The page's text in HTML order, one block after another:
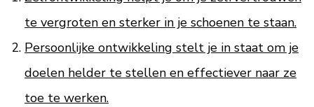
te vergroten en sterker in je schoenen te staan.
Persoonlijke ontwikkeling stelt je in staat om je
doelen helder te stellen en effectiever naar ze
toe te werken.